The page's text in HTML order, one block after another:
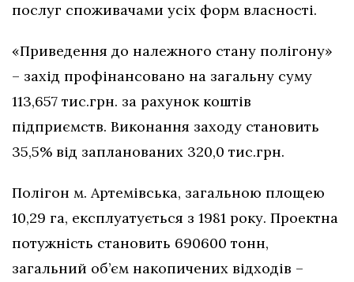
послуг споживачами усіх форм власності.
«Приведення до належного стану полігону»
– захід профінансовано на загальну суму
113,657 тис.грн. за рахунок коштів
підприємств. Виконання заходу становить
35,5% від запланованих 320,0 тис.грн.
Полігон м. Артемівська, загальною площею
10,29 га, експлуатується з 1981 року. Проектна
потужність становить 690600 тонн,
загальний об’єм накопичених відходів –